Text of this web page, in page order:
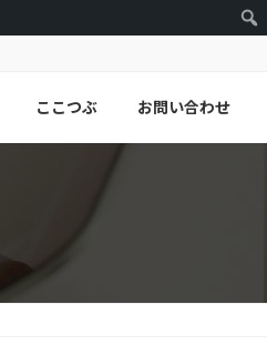
ここつぶ お問い合わせ